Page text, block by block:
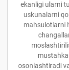
ekanligi ularni
uskunalarni
mahsulotlarni
osonlashtiradi